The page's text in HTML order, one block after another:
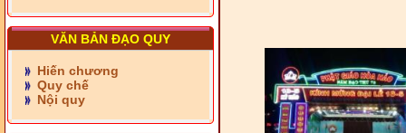
VĂN BẢN ĐẠO QUY
Hiến chương
Quy chế
Nội quy
- Xã Châu Phú khánh
thành cầu Kênh 7 - Nam
kênh Quốc Gia
- Xã Phú Lâm bàn giao 9
căn nhà Đại đoàn kết